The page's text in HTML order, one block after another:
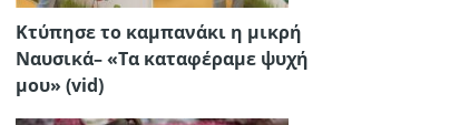
Κτύπησε το καμπανάκι η μικρή
Ναυσικά– «Τα καταφέραμε ψυχή
μου» (vid)